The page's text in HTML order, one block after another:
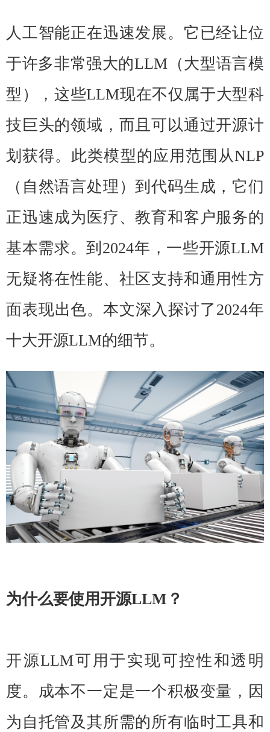
人工智能正在迅速发展。它已经让位
于许多非常强大的LLM（大型语言模
型），这些LLM现在不仅属于大型科
技巨头的领域，而且可以通过开源计
划获得。此类模型的应用范围从NLP
（自然语言处理）到代码生成，它们
正迅速成为医疗、教育和客户服务的
基本需求。到2024年，一些开源LLM
无疑将在性能、社区支持和通用性方
面表现出色。本文深入探讨了2024年
十大开源LLM的细节。
为什么要使用开源LLM？
开源LLM可用于实现可控性和透明
度。成本不一定是一个积极变量，因
为自托管及其所需的所有临时工具和